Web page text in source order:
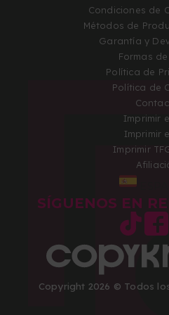
Condiciones de
Métodos de
Garantía y
Formas
Política de
Política de
Imprimir
Imprimir
Imprimir
SÍGUENOS EN
Copyright 2026 © Todos